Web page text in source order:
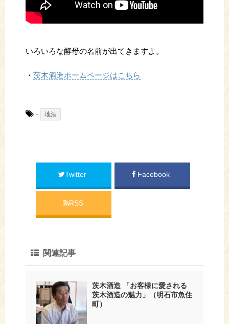
いろいろな酵母の名前が出てきますよ。
・ 茨木酒造ホームページはこちら
- 地酒
Twitter Facebook
RSS
関連記事
茨木酒造 「お客様に愛される
茨木酒造の魅力」（明石市魚住
町）